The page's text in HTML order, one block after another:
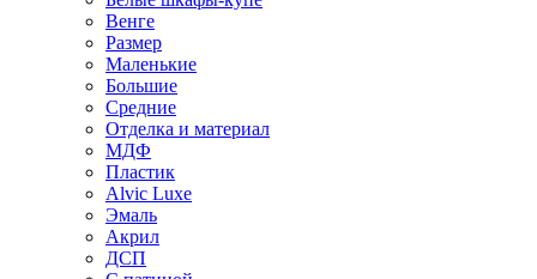
Венге
Размер
Маленькие
Большие
Средние
Отделка и материал
МДФ
Пластик
Alvic Luxe
Эмаль
Акрил
ДСП